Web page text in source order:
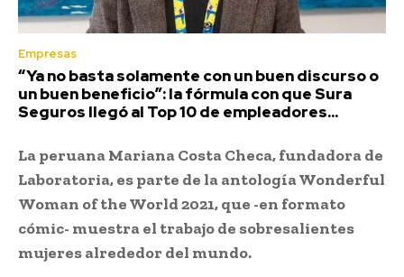
Empresas
“Ya no basta solamente con un buen discurso o
un buen beneficio”: la fórmula con que Sura
Seguros llegó al Top 10 de empleadores...
La peruana Mariana Costa Checa, fundadora de
Laboratoria, es parte de la antología Wonderful
Woman of the World 2021, que -en formato
cómic- muestra el trabajo de sobresalientes
mujeres alrededor del mundo.